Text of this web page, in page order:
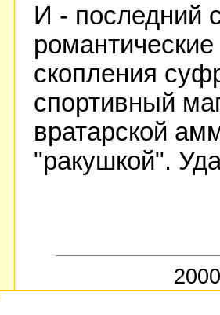
И - последний
скопления
спортивный
вратарской
"ракушкой".